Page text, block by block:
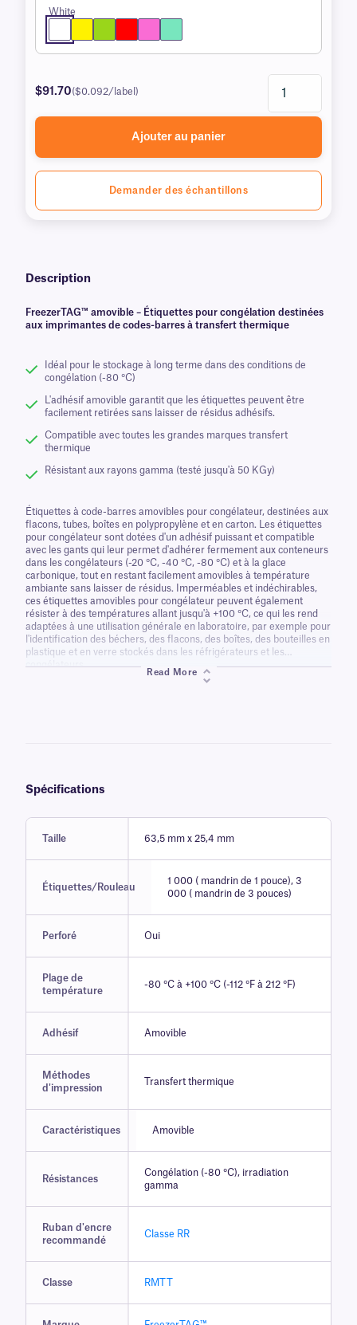
White
$91.70($0.092/label)
Ajouter au panier
Demander des échantillons
Description
FreezerTAG™ amovible – Étiquettes pour congélation destinées
aux imprimantes de codes-barres à transfert thermique
Idéal pour le stockage à long terme dans des conditions de
congélation (-80 °C)
L'adhésif amovible garantit que les étiquettes peuvent être
facilement retirées sans laisser de résidus adhésifs.
Compatible avec toutes les grandes marques transfert
thermique
Résistant aux rayons gamma (testé jusqu'à 50 KGy)
Étiquettes à code-barres amovibles pour congélateur, destinées aux
flacons, tubes, boîtes en polypropylène et en carton. Les étiquettes
pour congélateur sont dotées d'un adhésif puissant et compatible
avec les gants qui leur permet d'adhérer fermement aux conteneurs
dans les congélateurs (-20 °C, -40 °C, -80 °C) et à la glace
carbonique, tout en restant facilement amovibles à température
ambiante sans laisser de résidus. Imperméables et indéchirables,
ces étiquettes amovibles pour congélateur peuvent également
résister à des températures allant jusqu'à +100 °C, ce qui les rend
adaptées à une utilisation générale en laboratoire, par exemple pour
l'identification des béchers, des flacons, des boîtes, des bouteilles en
plastique et en verre stockés dans les réfrigérateurs et les
congélateurs.
Read More
Spécifications
Taille 63,5 mm x 25,4 mm
Étiquettes/Rouleau
1 000 ( mandrin de 1 pouce), 3
000 ( mandrin de 3 pouces)
Perforé Oui
Plage de
température
-80 °C à +100 °C (-112 °F à 212 °F)
Adhésif Amovible
Méthodes
d'impression
Transfert thermique
Caractéristiques Amovible
Résistances
Congélation (-80 °C), irradiation
gamma
Ruban d'encre
recommandé
Classe RR
Classe RMTT